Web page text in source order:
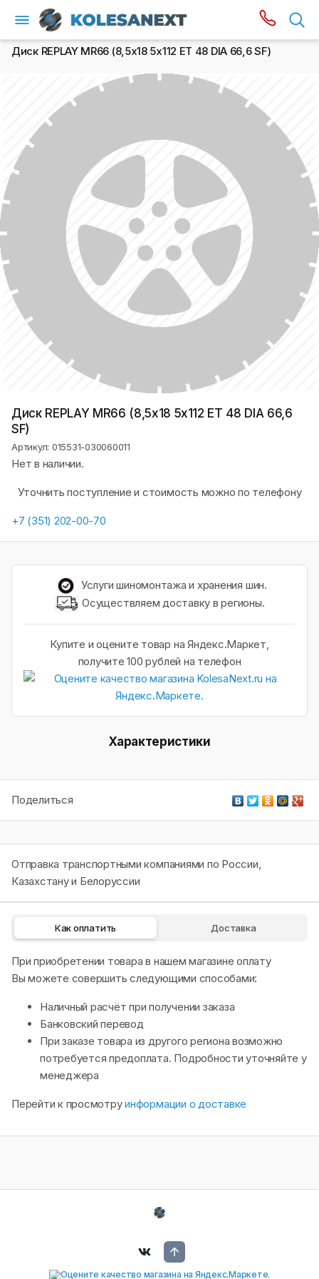
Диск REPLAY MR66 (8,5х18 5x112 ET 48 DIA 66,6 SF)
Диск REPLAY MR66 (8,5х18 5x112 ET 48 DIA 66,6
SF)
Артикул: 015531-030060011
Нет в наличии.
Уточнить поступление и стоимость можно по телефону
+7 (351) 202-00-70
Услуги шиномонтажа и хранения шин.
Осуществляем доставку в регионы.
Купите и оцените товар на Яндекс.Маркет,
получите 100 рублей на телефон
Характеристики
Поделиться
Отправка транспортными компаниями по России,
Казахстану и Белоруссии
Как оплатить Доставка
При приобретении товара в нашем магазине оплату
Вы можете совершить следующими способами:
Наличный расчёт при получении заказа
Банковский перевод
При заказе товара из другого региона возможно
потребуется предоплата. Подробности уточняйте у
менеджера
Перейти к просмотруинформации о доставке